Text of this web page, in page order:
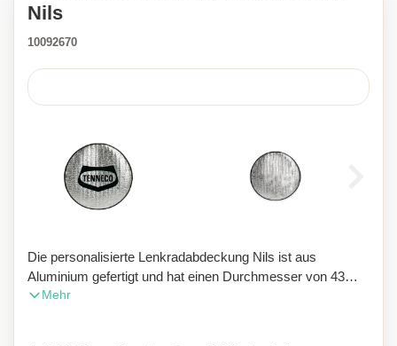
Nils
10092670
Die personalisierte Lenkradabdeckung Nils ist aus
Aluminium gefertigt und hat einen Durchmesser von 43
cm. Schützen Sie Ihr Lenkrad vor den Temperaturen im
Mehr